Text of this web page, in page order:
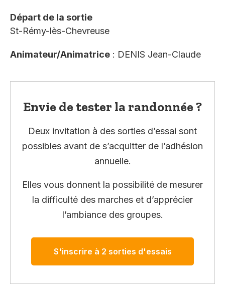
Départ de la sortie
St-Rémy-lès-Chevreuse
Animateur/Animatrice : DENIS Jean-Claude
Envie de tester la randonnée ?
Deux invitation à des sorties d’essai sont
possibles avant de s’acquitter de l’adhésion
annuelle.
Elles vous donnent la possibilité de mesurer
la difficulté des marches et d’apprécier
l’ambiance des groupes.
S'inscrire à 2 sorties d'essais